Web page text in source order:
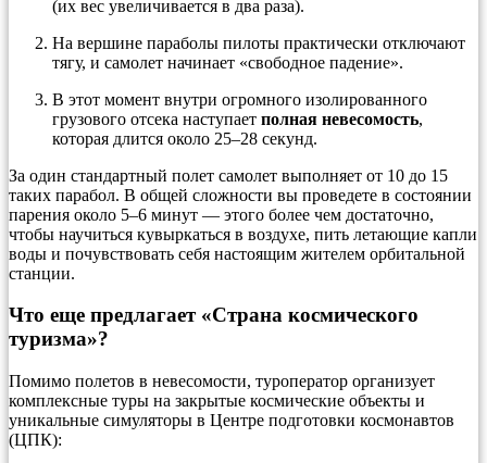
(их вес увеличивается в два раза).
На вершине параболы пилоты практически отключают
тягу, и самолет начинает «свободное падение».
В этот момент внутри огромного изолированного
грузового отсека наступает полная невесомость,
которая длится около 25–28 секунд.
За один стандартный полет самолет выполняет от 10 до 15
таких парабол. В общей сложности вы проведете в состоянии
парения около 5–6 минут — этого более чем достаточно,
чтобы научиться кувыркаться в воздухе, пить летающие капли
воды и почувствовать себя настоящим жителем орбитальной
станции.
Что еще предлагает «Страна космического
туризма»?
Помимо полетов в невесомости, туроператор организует
комплексные туры на закрытые космические объекты и
уникальные симуляторы в Центре подготовки космонавтов
(ЦПК):